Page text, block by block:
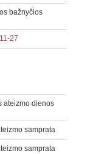
bažnyčios
27
ateizmo dienos
samprata
samprata